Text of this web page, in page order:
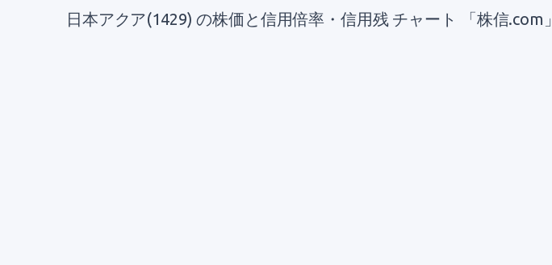
日本アクア(1429) の株価と信用倍率・信用残 チャート 「株信.com」